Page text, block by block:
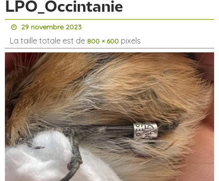
LPO_Occintanie
29 novembre 2023
La taille totale est de 800 × 600 pixels